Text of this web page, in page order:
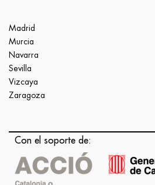
Madrid
Murcia
Navarra
Sevilla
Vizcaya
Zaragoza
Con el soporte de: